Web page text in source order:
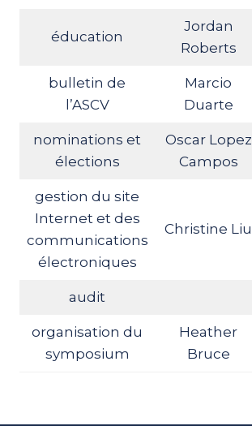
éducation
Jordan
Roberts
bulletin de
l’ASCV
Marcio
Duarte
nominations et
élections
Oscar Lopez
Campos
gestion du site
Internet et des
communications
électroniques
Christine Liu
audit
organisation du
symposium
Heather
Bruce